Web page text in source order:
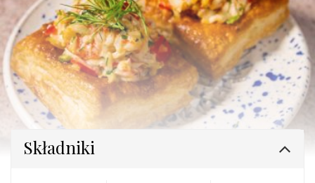
Składniki